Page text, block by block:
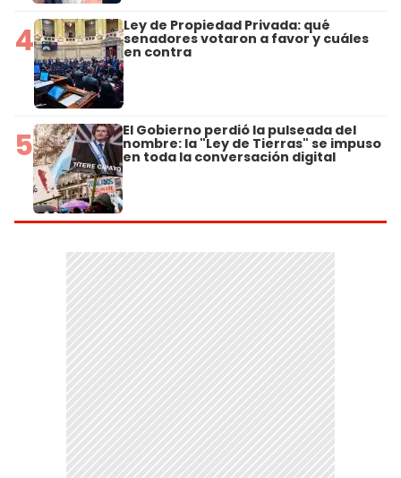
4 Ley de Propiedad Privada: qué
senadores votaron a favor y cuáles
en contra
5 El Gobierno perdió la pulseada del
nombre: la "Ley de Tierras" se impuso
en toda la conversación digital